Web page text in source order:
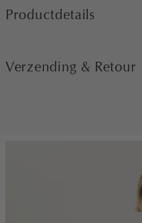
Productdetails
Verzending & Retour